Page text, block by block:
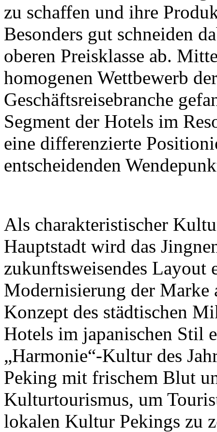
zu schaffen und ihre
Besonders gut schneiden
oberen Preisklasse ab.
homogenen Wettbewerb
Geschäftsreisebranche
Segment der Hotels im
eine differenzierte
entscheidenden
Als charakteristischer
Hauptstadt wird das
zukunftsweisendes Layout
Modernisierung der Marke
Konzept des städtischen
Hotels im japanischen Stil
„Harmonie“-Kultur des
Peking mit frischem Blut
Kulturtourismus, um
lokalen Kultur Pekings zu